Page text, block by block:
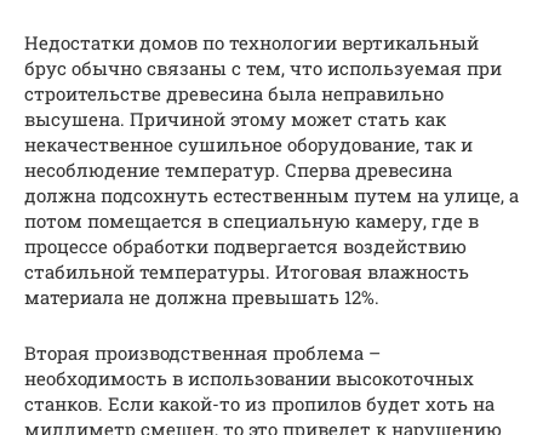
Недостатки домов по технологии вертикальный
брус обычно связаны с тем, что используемая при
строительстве древесина была неправильно
высушена. Причиной этому может стать как
некачественное сушильное оборудование, так и
несоблюдение температур. Сперва древесина
должна подсохнуть естественным путем на улице, а
потом помещается в специальную камеру, где в
процессе обработки подвергается воздействию
стабильной температуры. Итоговая влажность
материала не должна превышать 12%.
Вторая производственная проблема –
необходимость в использовании высокоточных
станков. Если какой-то из пропилов будет хоть на
миллиметр смещен, то это приведет к нарушению